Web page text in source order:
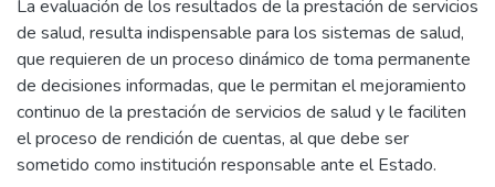
La evaluación de los resultados de la prestación de servicios
de salud, resulta indispensable para los sistemas de salud,
que requieren de un proceso dinámico de toma permanente
de decisiones informadas, que le permitan el mejoramiento
continuo de la prestación de servicios de salud y le faciliten
el proceso de rendición de cuentas, al que debe ser
sometido como institución responsable ante el Estado.